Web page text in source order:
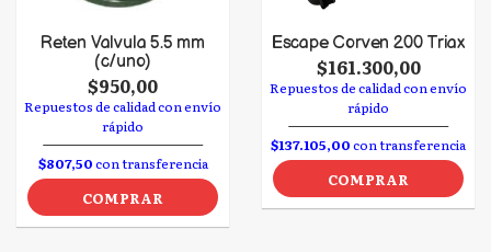
Reten Valvula 5.5 mm
(c/uno)
$950,00
Repuestos de calidad con envío
rápido
$807,50con transferencia
COMPRAR
Escape Corven 200 Triax
$161.300,00
Repuestos de calidad con envío
rápido
$137.105,00con transferencia
COMPRAR